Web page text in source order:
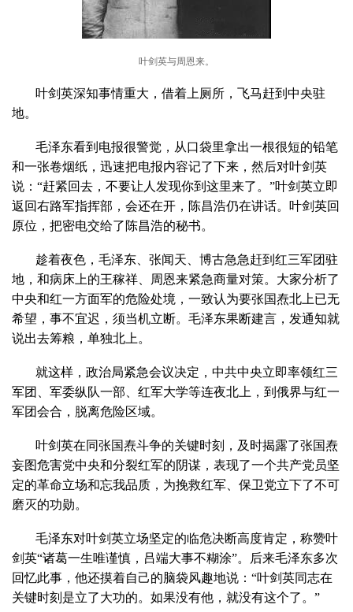
叶剑英与周恩来。
叶剑英深知事情重大，借着上厕所，飞马赶到中央驻
地。
毛泽东看到电报很警觉，从口袋里拿出一根很短的铅笔
和一张卷烟纸，迅速把电报内容记了下来，然后对叶剑英
说：“赶紧回去，不要让人发现你到这里来了。”叶剑英立即
返回右路军指挥部，会还在开，陈昌浩仍在讲话。叶剑英回
原位，把密电交给了陈昌浩的秘书。
趁着夜色，毛泽东、张闻天、博古急急赶到红三军团驻
地，和病床上的王稼祥、周恩来紧急商量对策。大家分析了
中央和红一方面军的危险处境，一致认为要张国焘北上已无
希望，事不宜迟，须当机立断。毛泽东果断建言，发通知就
说出去筹粮，单独北上。
就这样，政治局紧急会议决定，中共中央立即率领红三
军团、军委纵队一部、红军大学等连夜北上，到俄界与红一
军团会合，脱离危险区域。
叶剑英在同张国焘斗争的关键时刻，及时揭露了张国焘
妄图危害党中央和分裂红军的阴谋，表现了一个共产党员坚
定的革命立场和忘我品质，为挽救红军、保卫党立下了不可
磨灭的功勋。
毛泽东对叶剑英立场坚定的临危决断高度肯定，称赞叶
剑英“诸葛一生唯谨慎，吕端大事不糊涂”。后来毛泽东多次
回忆此事，他还摸着自己的脑袋风趣地说：“叶剑英同志在
关键时刻是立了大功的。如果没有他，就没有这个了。”